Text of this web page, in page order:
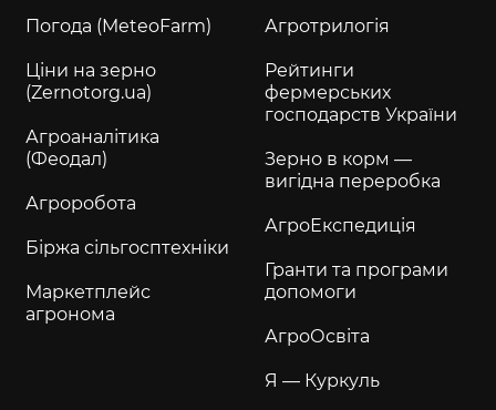
Погода (MeteoFarm)
Ціни на зерно
(Zernotorg.ua)
Агроаналітика
(Феодал)
Агроробота
Біржа сільгосптехніки
Маркетплейс
агронома
Агротрилогія
Рейтинги
фермерських
господарств України
Зерно в корм —
вигідна переробка
АгроЕкспедиція
Гранти та програми
допомоги
АгроОсвіта
Я — Куркуль